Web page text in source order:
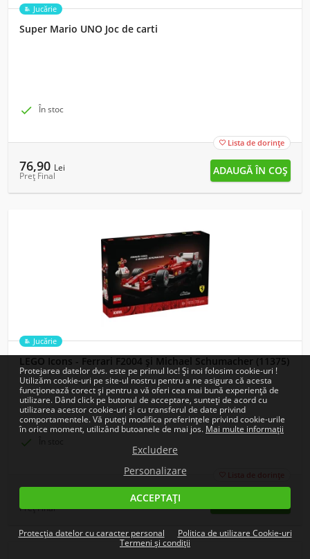
Jucărie
Super Mario UNO Joc de carti
 În stoc
 Lista de dorințe
76,90 Lei
Preț Final
Jucărie
LEGO Icons - Ferrari F2004 și Michael Schumacher (11375)

Preț Final
Protejarea datelor dvs. este pe primul loc! Și noi folosim cookie-uri !
Utilizăm cookie-uri pe site-ul nostru pentru a ne asigura că acesta
funcționează corect și pentru a vă oferi cea mai bună experiență de
utilizare. Dând click pe butonul de acceptare, sunteți de acord cu
utilizarea acestor cookie-uri și cu transferul de date privind
comportamentele. Vă puteți modifica preferințele privind cookie-urile
în orice moment, utilizând butoanele de mai jos. Mai multe informații
Excludere
Personalizare
ACCEPTAȚI
Protecția datelor cu caracter personal
Politica de utilizare Cookie-uri
Termeni și condiții